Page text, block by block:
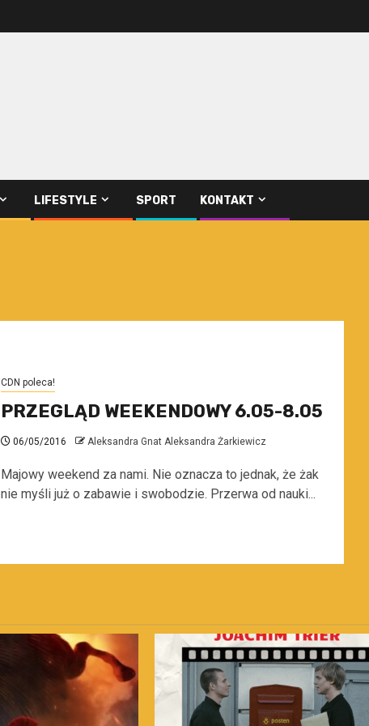
LIFESTYLE SPORT KONTAKT
CDN poleca!
PRZEGLĄD WEEKENDOWY 6.05-8.05
06/05/2016 Aleksandra Gnat Aleksandra Żarkiewicz
Majowy weekend za nami. Nie oznacza to jednak, że żak
nie myśli już o zabawie i swobodzie. Przerwa od nauki...